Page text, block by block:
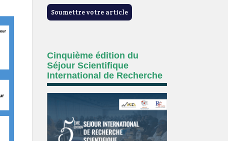
Soumettre votre article
Cinquième édition du
Séjour Scientifique
International de Recherche